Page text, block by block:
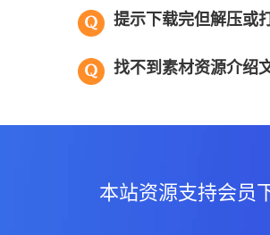
提示下载完但解压或
找不到素材资源介绍
本站资源支持会员